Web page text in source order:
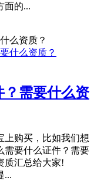
面的...
么资质？
？需要什么资
购买，比如我们想
需要什么证件？需要
资质汇总给大家!
...